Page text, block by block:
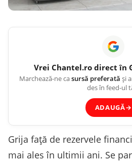
Vrei Chantel.rodirect în
Marchează-ne casursă preferată și
des în feed-ul
ADAUGĂ→
Grija față de rezervele
mai ales în ultimii ani. Se